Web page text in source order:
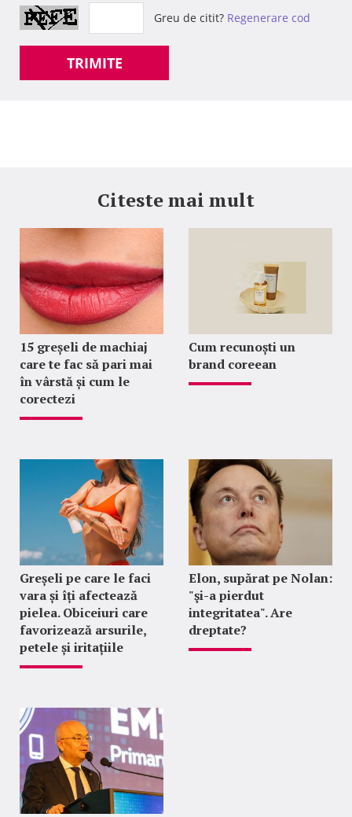
Greu de citit? Regenerare cod
TRIMITE
Citeste mai mult
15 greșeli de machiaj
care te fac să pari mai
în vârstă și cum le
corectezi
Cum recunoști un
brand coreean
Greșeli pe care le faci
vara și îți afectează
pielea. Obiceiuri care
favorizează arsurile,
petele și iritațiile
Elon, supărat pe Nolan:
"şi-a pierdut
integritatea". Are
dreptate?